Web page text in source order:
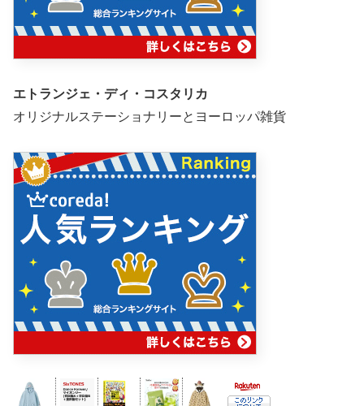
エトランジェ・ディ・コスタリカ
オリジナルステーショナリーとヨーロッパ雑貨